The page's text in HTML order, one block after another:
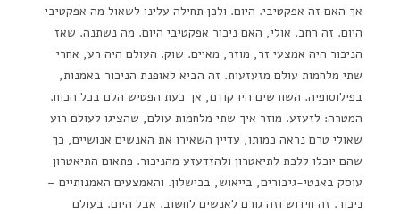
אך האם זה אפקטיבי. היום. ולכן תחילה עלינו לשאול מה אפקטיבי
היום. זה רחב. אולי, האם ניכור אפקטיבי היום. מה נשתנה. שאז
הניכור היה אמצעי זר, מוזר, מאיים. שוק. העולם היה רע, אחרי
שתי מלחמות עולם מזעזעות. זה הביא לאופנת הניכור באמנות,
בפילוסופיה. השורשים היו קודם, אך כעת הפטיש הלם בכל הכוח.
המטרה: לזעזע. מוזר איך שתי מלחמות עולם, שהציגו לעולם רוע
שאולי טרם נראה כמותו, עדיין השאירו את האנשים אנושיים, כך
שהם יוכלו ללכת לתיאטרון ולהזדעזע מהניכור. פתאום התיאטרון
עוסק באנטי-גיבורים, בייאוש, בכישלון. והאמצעים האמנותיים –
ניכור. זה חידוש וזה גורם לאנשים לחשוב. אבל היום. בעולם